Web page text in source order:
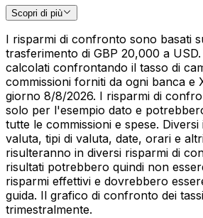
Scopri di più
I risparmi di confronto sono basati
trasferimento di GBP 20,000 a
calcolati confrontando il tasso di
commissioni forniti da ogni banca e
giorno 8/8/2026. I risparmi di
solo per l'esempio dato e
tutte le commissioni e spese.
valuta, tipi di valuta, date, orari e
risulteranno in diversi risparmi di
risultati potrebbero quindi non
risparmi effettivi e dovrebbero
guida. Il grafico di confronto dei
trimestralmente.